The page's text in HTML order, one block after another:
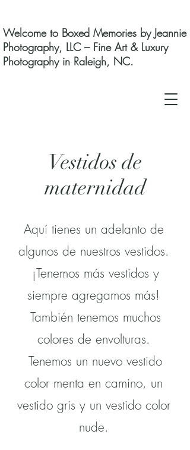
Welcome to Boxed Memories by Jeannie
Photography, LLC – Fine Art & Luxury
Photography in Raleigh, NC.
Vestidos de
maternidad
Aquí tienes un adelanto de
algunos de nuestros vestidos.
¡Tenemos más vestidos y
siempre agregamos más!
También tenemos muchos
colores de envolturas.
Tenemos un nuevo vestido
color menta en camino, un
vestido gris y un vestido color
nude.